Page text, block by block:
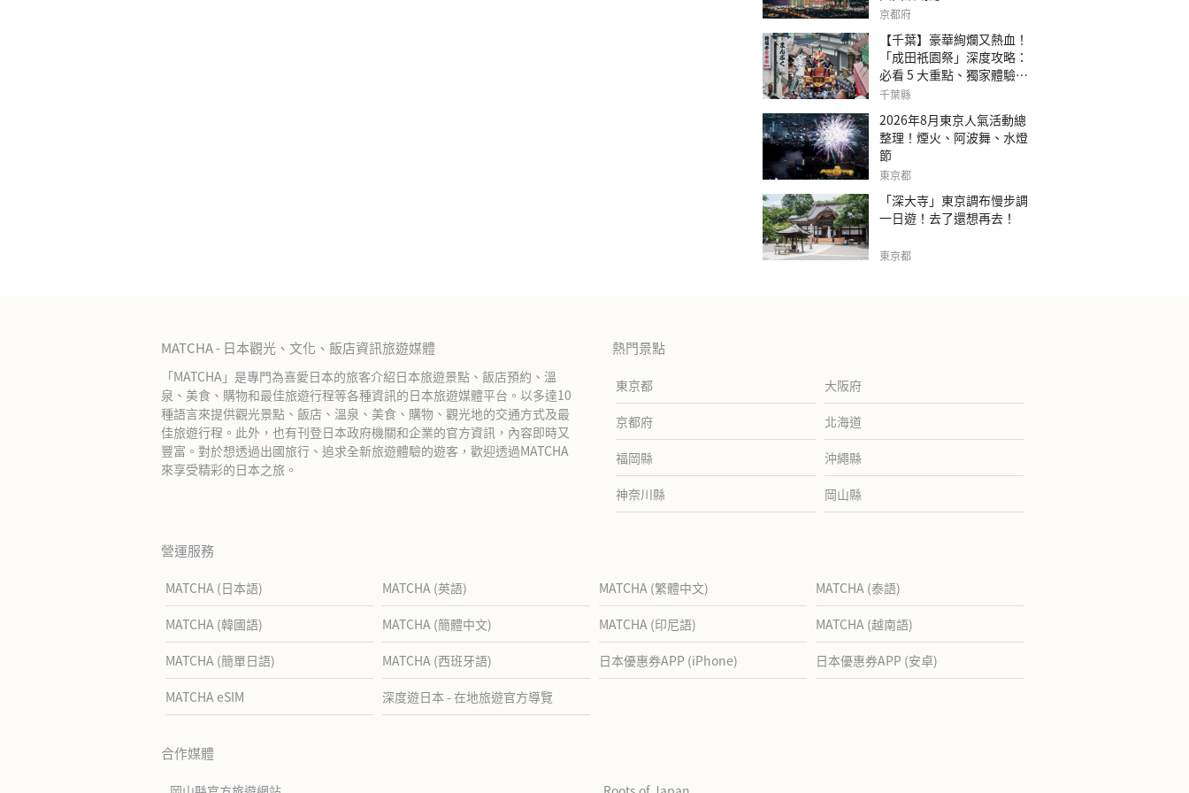
京都府
【千葉】豪華絢爛又熱血！
「成田祇園祭」深度攻略：
必看 5 大重點、獨家體驗指
南
千葉縣
2026年8月東京人氣活動總
整理！煙火、阿波舞、水燈
節
東京都
「深大寺」東京調布慢步調
一日遊！去了還想再去！
東京都
MATCHA - 日本觀光、文化、飯店資訊旅遊媒體
「MATCHA」是專門為喜愛日本的旅客介紹日本旅遊景點、飯店預約、溫
泉、美食、購物和最佳旅遊行程等各種資訊的日本旅遊媒體平台。以多達10
種語言來提供觀光景點、飯店、溫泉、美食、購物、觀光地的交通方式及最
佳旅遊行程。此外，也有刊登日本政府機關和企業的官方資訊，內容即時又
豐富。對於想透過出國旅行、追求全新旅遊體驗的遊客，歡迎透過MATCHA
來享受精彩的日本之旅。
熱門景點
東京都 大阪府
京都府 北海道
福岡縣 沖繩縣
神奈川縣 岡山縣
營運服務
MATCHA (日本語) MATCHA (英語) MATCHA (繁體中文) MATCHA (泰語)
MATCHA (韓國語) MATCHA (簡體中文) MATCHA (印尼語) MATCHA (越南語)
MATCHA (簡單日語) MATCHA (西班牙語) 日本優惠券APP (iPhone) 日本優惠券APP (安卓)
MATCHA eSIM 深度遊日本 - 在地旅遊官方導覽
合作媒體